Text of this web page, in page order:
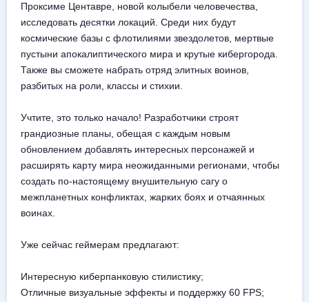
Проксиме Центавре, новой колыбели человечества,
исследовать десятки локаций. Среди них будут
космические базы с флотилиями звездолетов, мертвые
пустыни апокалиптического мира и крутые кибергорода.
Также вы сможете набрать отряд элитных воинов,
разбитых на роли, классы и стихии.
Учтите, это только начало! Разработчики строят
грандиозные планы, обещая с каждым новым
обновлением добавлять интересных персонажей и
расширять карту мира неожиданными регионами, чтобы
создать по-настоящему внушительную сагу о
межпланетных конфликтах, жарких боях и отчаянных
воинах.
Уже сейчас геймерам предлагают:
Интересную киберпанковую стилистику;
Отличные визуальные эффекты и поддержку 60 FPS;